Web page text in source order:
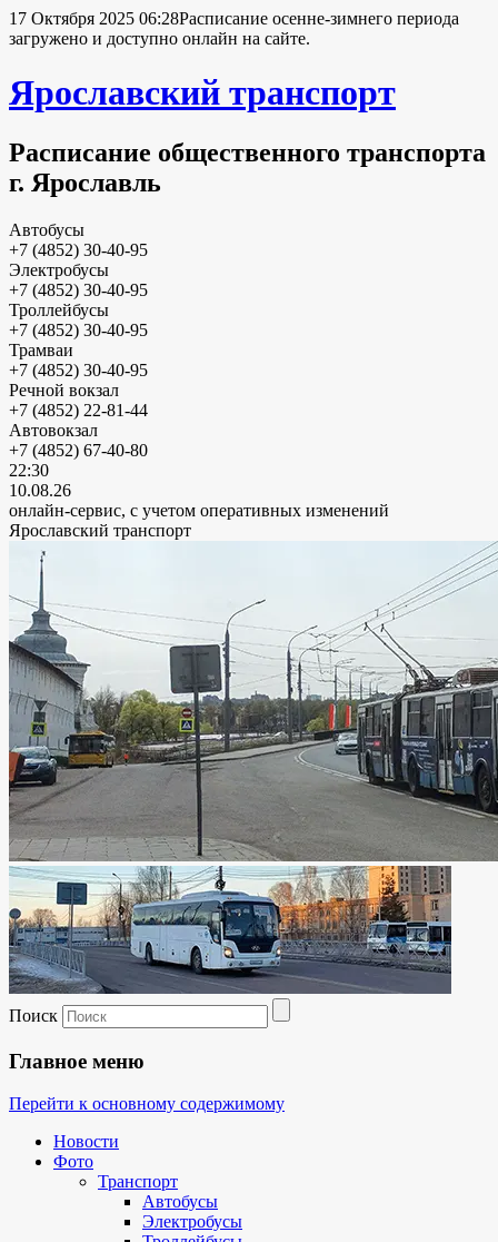
17 Октября 2025 06:28Расписание осенне-зимнего периода
загружено и доступно онлайн на сайте.
Ярославский транспорт
Расписание общественного транспорта
г. Ярославль
Автобусы
+7 (4852) 30-40-95
Электробусы
+7 (4852) 30-40-95
Троллейбусы
+7 (4852) 30-40-95
Трамваи
+7 (4852) 30-40-95
Речной вокзал
+7 (4852) 22-81-44
Автовокзал
+7 (4852) 67-40-80
22:30
10.08.26
онлайн-сервис, с учетом оперативных изменений
Ярославский транспорт
Поиск
Главное меню
Перейти к основному содержимому
Новости
Фото
Транспорт
Автобусы
Электробусы